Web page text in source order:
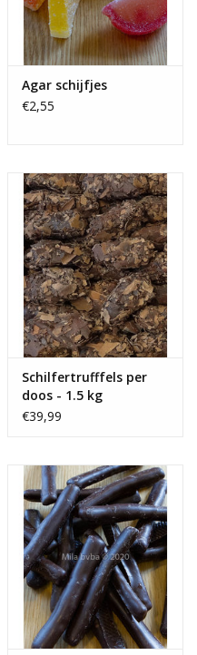
Agar schijfjes
€2,55
Schilfertrufffels per
doos - 1.5 kg
€39,99